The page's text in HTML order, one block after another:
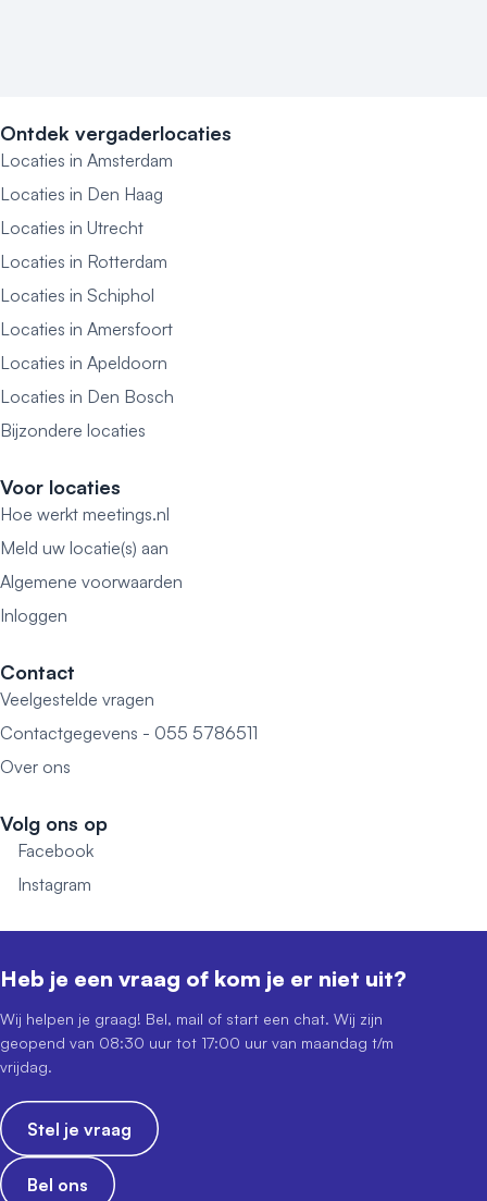
Ontdek vergaderlocaties
Locaties in Amsterdam
Locaties in Den Haag
Locaties in Utrecht
Locaties in Rotterdam
Locaties in Schiphol
Locaties in Amersfoort
Locaties in Apeldoorn
Locaties in Den Bosch
Bijzondere locaties
Voor locaties
Hoe werkt meetings.nl
Meld uw locatie(s) aan
Algemene voorwaarden
Inloggen
Contact
Veelgestelde vragen
Contactgegevens - 055 5786511
Over ons
Volg ons op
Facebook
Instagram
Heb je een vraag of kom je er niet uit?
Wij helpen je graag! Bel, mail of start een chat. Wij zijn
geopend van 08:30 uur tot 17:00 uur van maandag t/m
vrijdag.
Stel je vraag
Bel ons